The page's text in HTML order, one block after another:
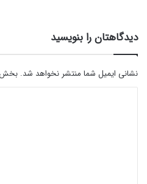
دیدگاهتان را بنویسید
نشانی ایمیل شما منتشر نخواهد شد.